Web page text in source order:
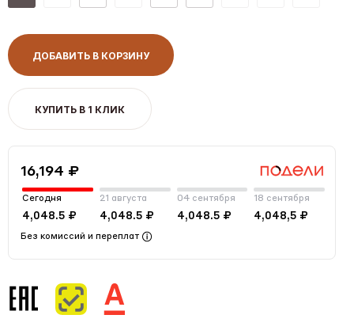
ДОБАВИТЬ В КОРЗИНУ
КУПИТЬ В 1 КЛИК
16,194 ₽
Сегодня
4,048.5 ₽
21 августа
4,048.5 ₽
04 сентября
4,048.5 ₽
18 сентября
4,048,5 ₽
Без комиссий и переплат